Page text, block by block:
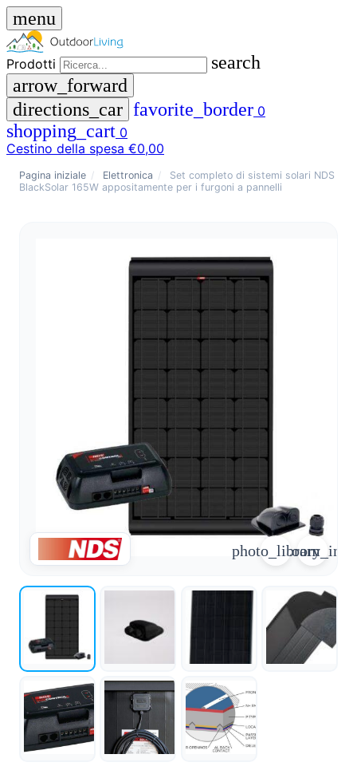
menu
Prodotti
search
arrow_forward
directions_car favorite_border 0
shopping_cart 0
Cestino della spesa €0,00
close
Cestino della spesa
groupsChi
siamo
FAQ
car_repair del veicolo
article
articoli
Assistenza
WhatsApp
phone
+39
0471
Pagina iniziale / Elettronica /
Set completo di sistemi solari NDS
BlackSolar 165W appositamente per i furgoni a pannelli
zoom_in
photo_library